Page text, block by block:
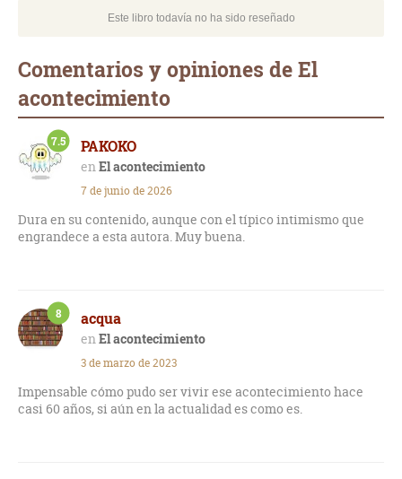
Este libro todavía no ha sido reseñado
Comentarios y opiniones de El
acontecimiento
PAKOKO
El acontecimiento
7.5
7 de junio de 2026
Dura en su contenido, aunque con el típico intimismo que
engrandece a esta autora. Muy buena.
acqua
El acontecimiento
8
3 de marzo de 2023
Impensable cómo pudo ser vivir ese acontecimiento hace
casi 60 años, si aún en la actualidad es como es.